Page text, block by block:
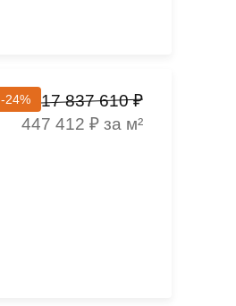
-24%
17 837 610 ₽
447 412 ₽ за м²